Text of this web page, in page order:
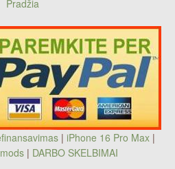
Pradžia
| iPhone 16 Pro Max|
| DARBO SKELBIMAI